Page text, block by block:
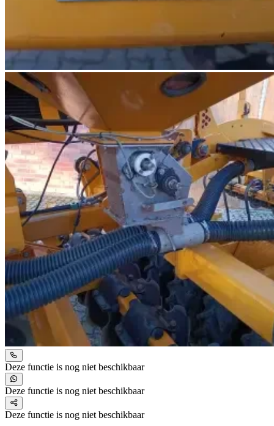
Deze functie is nog niet beschikbaar
Deze functie is nog niet beschikbaar
Deze functie is nog niet beschikbaar